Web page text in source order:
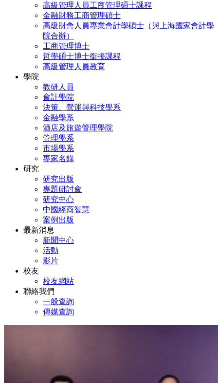
高級管理人員工商管理碩士課程
金融財務工商管理碩士
高級財會人員專業會計學碩士（與上海國家會計學
院合辦）
工商管理博士
哲學碩士博士銜接課程
高級管理人員教育
學院
教研人員
會計學院
決策、營運與科技學系
金融學系
酒店及旅遊管理學院
管理學系
市場學系
專家名錄
研究
研究出版
專題研討會
研究中心
中國經商智慧
案例出版
最新消息
新聞中心
活動
影片
校友
校友網站
聯絡我們
一般查詢
傳媒查詢